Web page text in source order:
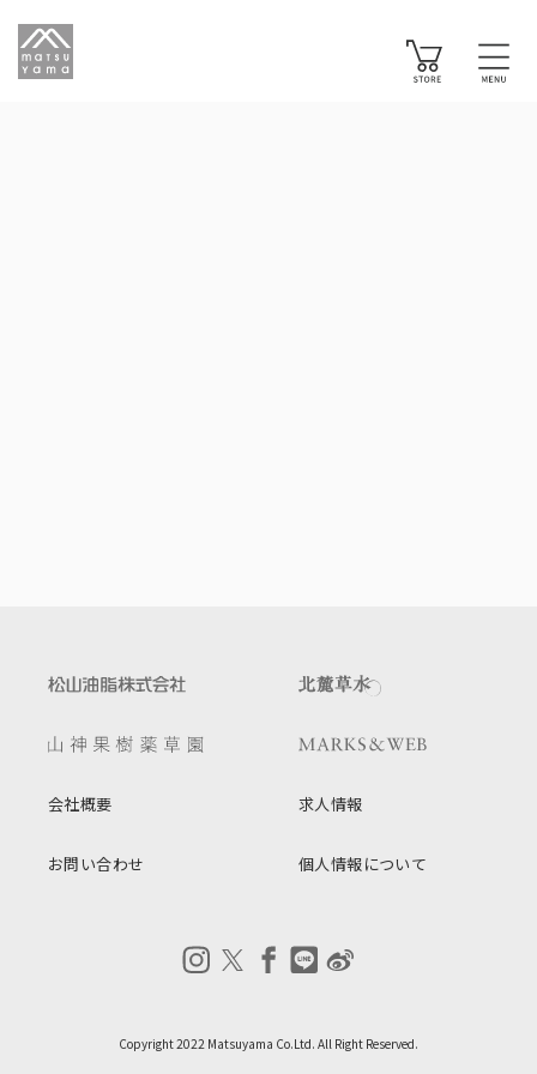
会社概要 求人情報
お問い合わせ 個人情報について
Copyright 2022 Matsuyama Co.Ltd. All Right Reserved.